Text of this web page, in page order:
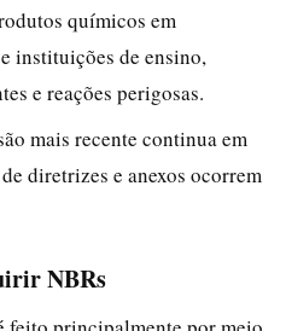
químicos em
instituições de ensino,
e reações perigosas.
mais recente continua em
diretrizes e anexos ocorrem
NBRs